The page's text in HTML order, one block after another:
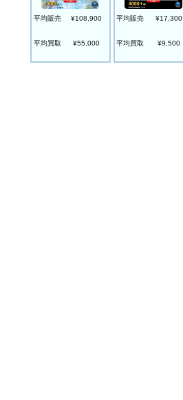
平均販売
平均買取
¥108,900
¥55,000
平均販売
平均買取
¥17,300
¥9,500